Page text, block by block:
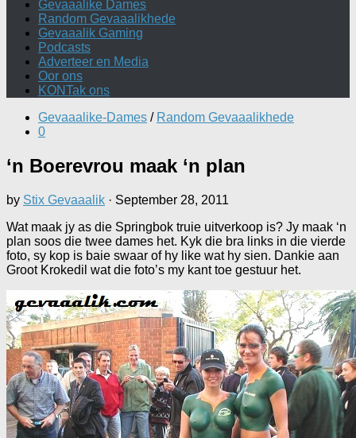
Gevaaalike Dames
Random Gevaaalikhede
Gevaaalik Gaming
Podcasts
Adverteer en Media
Oor ons
KONTak ons
Gevaaalike-Dames / Random Gevaaalikhede
0
‘n Boerevrou maak ‘n plan
by Stix Gevaaalik · September 28, 2011
Wat maak jy as die Springbok truie uitverkoop is? Jy maak ‘n
plan soos die twee dames het. Kyk die bra links in die vierde
foto, sy kop is baie swaar of hy like wat hy sien. Dankie aan
Groot Krokedil wat die foto’s my kant toe gestuur het.